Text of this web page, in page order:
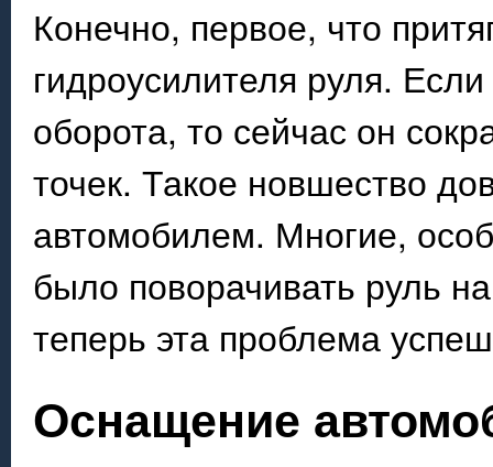
Конечно, первое, что
гидроусилителя руля.
оборота, то сейчас он
точек. Такое новшество
автомобилем. Многие,
было поворачивать руль
теперь эта проблема
Оснащение